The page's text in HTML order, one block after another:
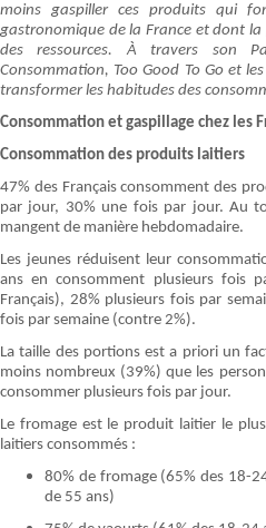
moins gaspiller ces produits qui
gastronomique de la France et dont la
des ressources. À travers son
Consommation, Too Good To Go et
transformer les habitudes des
Consommation et gaspillage chez les
Consommation des produits laitiers
47% des Français consomment des
par jour, 30% une fois par jour. Au
mangent de manière hebdomadaire.
Les jeunes réduisent leur
ans en consomment plusieurs fois
Français), 28% plusieurs fois par
fois par semaine (contre 2%).
La taille des portions est a priori un
moins nombreux (39%) que les
consommer plusieurs fois par jour.
Le fromage est le produit laitier le
laitiers consommés :
80% de fromage (65% des 18-
de 55 ans)